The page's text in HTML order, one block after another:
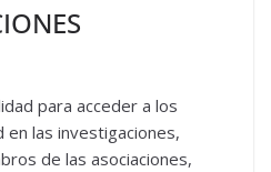
para acceder a los
las investigaciones,
de las asociaciones,